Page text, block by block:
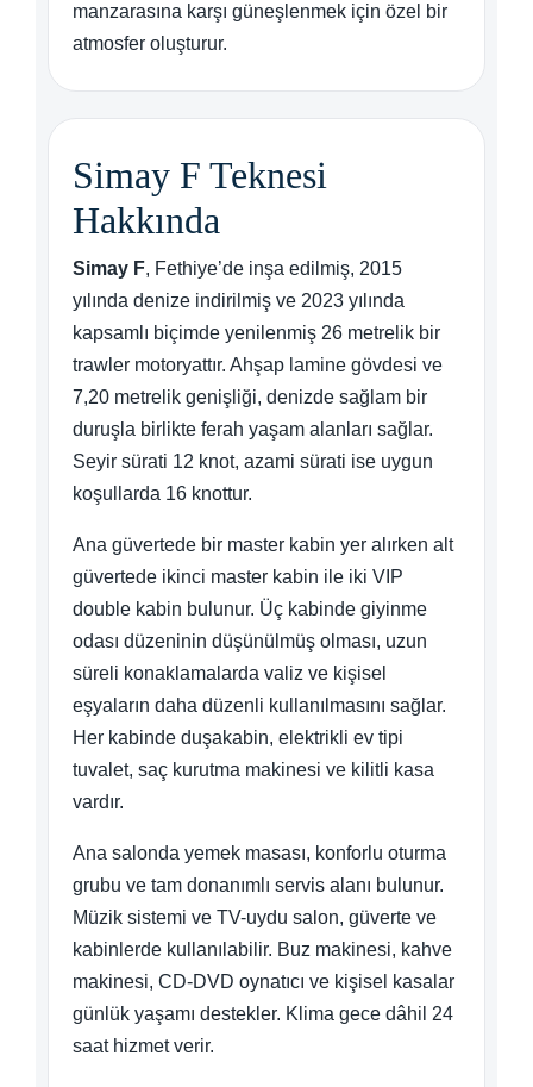
manzarasına karşı güneşlenmek için özel bir
atmosfer oluşturur.
Simay F Teknesi
Hakkında
Simay F, Fethiye’de inşa edilmiş, 2015
yılında denize indirilmiş ve 2023 yılında
kapsamlı biçimde yenilenmiş 26 metrelik bir
trawler motoryattır. Ahşap lamine gövdesi ve
7,20 metrelik genişliği, denizde sağlam bir
duruşla birlikte ferah yaşam alanları sağlar.
Seyir sürati 12 knot, azami sürati ise uygun
koşullarda 16 knottur.
Ana güvertede bir master kabin yer alırken alt
güvertede ikinci master kabin ile iki VIP
double kabin bulunur. Üç kabinde giyinme
odası düzeninin düşünülmüş olması, uzun
süreli konaklamalarda valiz ve kişisel
eşyaların daha düzenli kullanılmasını sağlar.
Her kabinde duşakabin, elektrikli ev tipi
tuvalet, saç kurutma makinesi ve kilitli kasa
vardır.
Ana salonda yemek masası, konforlu oturma
grubu ve tam donanımlı servis alanı bulunur.
Müzik sistemi ve TV-uydu salon, güverte ve
kabinlerde kullanılabilir. Buz makinesi, kahve
makinesi, CD-DVD oynatıcı ve kişisel kasalar
günlük yaşamı destekler. Klima gece dâhil 24
saat hizmet verir.